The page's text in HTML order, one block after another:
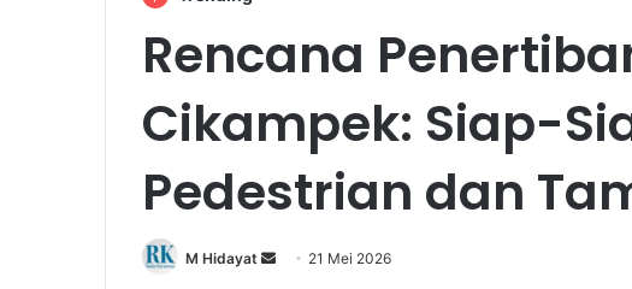
Rencana
Cikampek: Siap-
Pedestrian dan
M Hidayat
Send 21 Mei 2026